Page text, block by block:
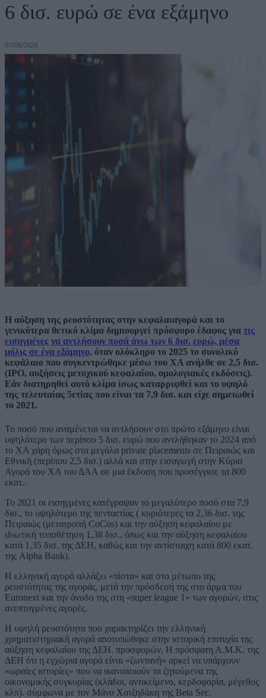
6 δισ. ευρώ σε ένα εξάμηνο
01/06/2026
Η αύξηση της ρευστότητας στην κεφαλαιαγορά και το
γενικότερα θετικό κλίμα δημιουργεί πρόσφορο έδαφος για τις
εισηγμένες να αντλήσουν ποσά άνω των 6 δισ. ευρώ, μέσα
μόλις σε ένα εξάμηνο, όταν ολόκληρο το 2025 το συνολικό
κεφάλαιο που συγκεντρώθηκε μέσω του ΧΑ ανήλθε σε 2,5 δισ.
(IPO, αυξήσεις μετοχικού κεφαλαίου, ομολογιακές εκδόσεις).
Εάν διατηρηθεί αυτό κλίμα ίσως καταρριφθεί και το υψηλό
της τελευταίας 5ετίας που είναι τα 7,9 δισ. και είχε σημειωθεί
το 2021.
Το ποσό που αναμένεται να αντλήσουν στο πρώτο εξάμηνο είναι
υψηλότερο των περίπου 5 δισ. ευρώ που αντλήθηκαν το 2024 από
το ΧΑ χάρη όμως στα μεγάλα private placements σε Πειραιώς και
Εθνική (περίπου 2,5 δισ.) αλλά και στην εισαγωγή στην Κύρια
Αγορά του ΧΑ του ΔΑΑ σε μια έκδοση που προσέγγισε τα 800
εκατ..
Το 2021 οι εισηγμένες κατέγραψαν το μεγαλύτερο ποσό στα 7,9
δισ., το υψηλότερο της πενταετίας ( κυριότερες τα 2,36 δισ. της
Πειραιώς (μετατροπή CoCos) και την αύξηση κεφαλαίου με
ιδιωτική τοποθέτηση 1,38 δισ., όπως και την αύξηση κεφαλαίου
κατά 1,35 δισ. της ΔΕΗ, καθώς και την αντίστοιχη κατά 800 εκατ.
της Alpha Bank).
Η ελληνική αγορά αλλάζει «πίστα» και στο μέτωπο της
ρευστότητας της αγοράς, μετά την πρόσδεσή της στο άρμα του
Euronext και την άνοδο της στη «super league 1» των αγορών, στις
ανεπτυγμένες αγορές.
Η υψηλή ρευστότητα που χαρακτηρίζει την ελληνική
χρηματιστηριακή αγορά αποτυπώθηκε στην ιστορική επιτυχία της
αύξηση κεφαλαίου της ΔΕΗ. προσφορών, Η πρόσφατη Α.Μ.Κ. της
ΔΕΗ ότι η εγχώρια αγορά είναι «ζωντανή» αρκεί να υπάρχουν
«ωραίες ιστορίες» που να ικανοποιούν τα ζητούμενα της
οικονομικής συγκυρίας (κλάδοι, αντικείμενο, κερδοφορία, μέγεθος
κλπ). σύμφωνα με τον Μάνο Χατζηδάκη της Beta Sec.